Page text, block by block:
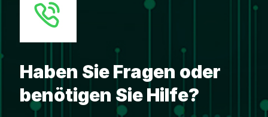
Haben Sie Fragen oder
benötigen Sie Hilfe?